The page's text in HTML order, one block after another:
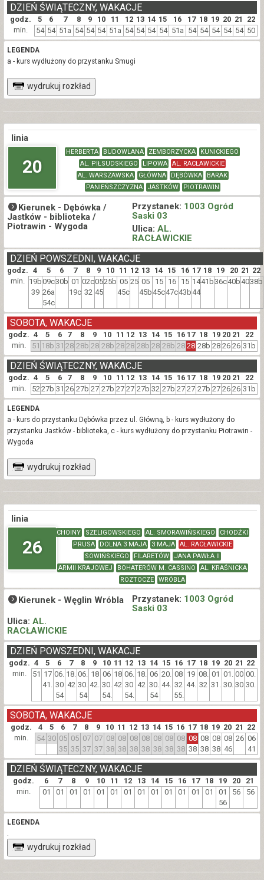
godz. 5 6 7 8 9 10 11 12 13 14 15 16 17 18 19 20 21 22
DZIEŃ ŚWIĄTECZNY, WAKACJE
min. 54 54 51a 54 54 54 51a 54 54 54 54 51a 54 54 54 54 54 50
LEGENDA
a - kurs wydłużony do przystanku Smugi
wydrukuj rozkład
linia
20
HERBERTA BUDOWLANA ZEMBORZYCKA
KUNICKIEGO
AL. PIŁSUDSKIEGO
LIPOWA
AL. RACŁAWICKIE
AL. WARSZAWSKA
GŁÓWNA DĘBÓWKA
BARAK
PANIEŃSZCZYZNA
JASTKÓW PIOTRAWIN
Kierunek - Dębówka /
Jastków - biblioteka /
Piotrawin - Wygoda
Przystanek: 1003 Ogród
Saski 03
Ulica: AL.
RACŁAWICKIE
godz. 4 5 6 7 8 9 10 11 12 13 14 15 16 17 18 19 20 21 22
DZIEŃ POWSZEDNI, WAKACJE
min.
19b
39
09c
26a
54c
30b 01
19c
02c
32
05
45
25b 05
45c
25 05
45b
15
45c
16
47c
15
43b
14
44
41b36c40b 4038b
godz. 4 5 6 7 8 9 10 11 12 13 14 15 16 17 18 19 20 21 22
SOBOTA, WAKACJE
min. 51 18b 31 28 28b 28 28b 28 28 28b 28 28b 28 28 28b 28 26 26 31b
godz. 4 5 6 7 8 9 10 11 12 13 14 15 16 17 18 19 20 21 22
DZIEŃ ŚWIĄTECZNY, WAKACJE
min. 52 27b 31 26 27b 27 27b 27 27 27b 32 27b 27 27 27b 27 26 26 31b
LEGENDA
a - kurs do przystanku Dębówka przez ul. Główną, b - kurs wydłużony do
przystanku Jastków - biblioteka, c - kurs wydłużony do przystanku Piotrawin -
Wygoda
wydrukuj rozkład
linia
26
CHOINY SZELIGOWSKIEGO AL. SMORAWIŃSKIEGO
CHODŹKI
PRUSA
DOLNA 3 MAJA 3 MAJA
AL. RACŁAWICKIE
SOWIŃSKIEGO
FILARETÓW
JANA PAWŁA II
ARMII KRAJOWEJ
BOHATERÓW M. CASSINO
AL. KRAŚNICKA
ROZTOCZE
WRÓBLA
Kierunek - Węglin Wróbla Przystanek: 1003 Ogród
Saski 03
Ulica: AL.
RACŁAWICKIE
godz. 4 5 6 7 8 9 10 11 12 13 14 15 16 17 18 19 20 21 22
DZIEŃ POWSZEDNI, WAKACJE
min. 51 17
41.
06.
30
54
18.
42
06.
30.
54
18
42.
06
30.
54.
18
42
06.
30
54.
18.
42
06
30.
54
20.
44.
08
32
55.
19
44.
08.
32
01
31.
01.
30.
00
30
00.
30.
godz. 4 5 6 7 8 9 10 11 12 13 14 15 16 17 18 19 20 21 22
SOBOTA, WAKACJE
min. 54 30 05
35
05
35
07
37
07
37
08
38
08
38
08
38
08
38
08
38
08
38
08
38
08
38
08
38
08
38
08
46
26 06
41
godz. 6 7 8 9 10 11 12 13 14 15 16 17 18 19 20 21
DZIEŃ ŚWIĄTECZNY, WAKACJE
min. 01 01 01 01 01 01 01 01 01 01 01 01 01
01
56
56 56
LEGENDA
.
wydrukuj rozkład